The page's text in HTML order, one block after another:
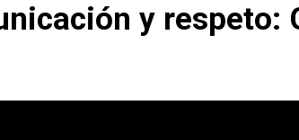
y respeto: